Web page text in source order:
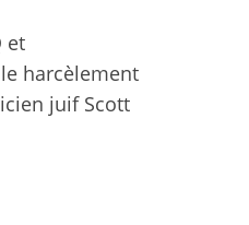
et
harcèlement
juif Scott